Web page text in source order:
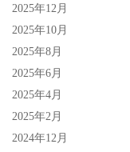
2025年12月
2025年10月
2025年8月
2025年6月
2025年4月
2025年2月
2024年12月